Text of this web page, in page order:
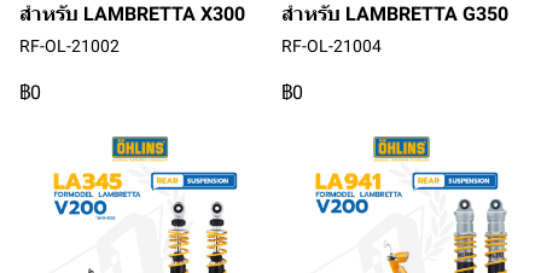
สำหรับ LAMBRETTA X300
RF-OL-21002
฿0
สำหรับ LAMBRETTA G350
RF-OL-21004
฿0